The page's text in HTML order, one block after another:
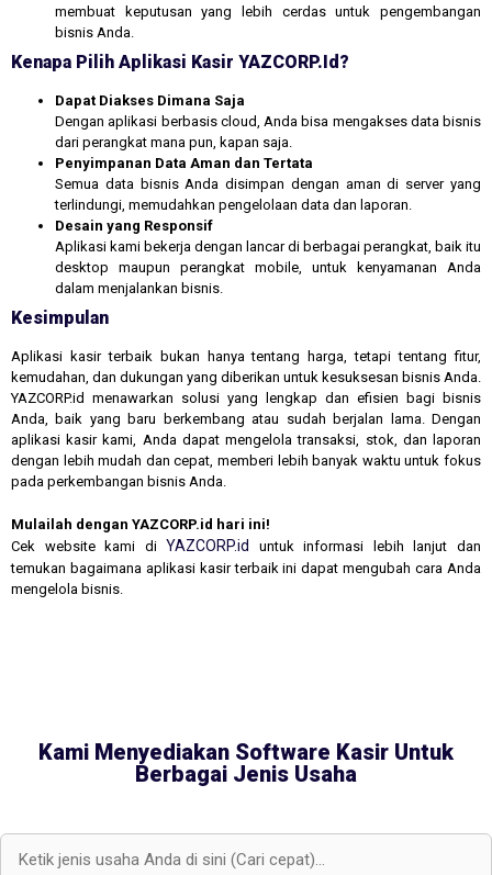
membuat keputusan yang lebih cerdas untuk pengembangan
bisnis Anda.
Kenapa Pilih Aplikasi Kasir YAZCORP.id?
Dapat Diakses Dimana Saja
Dengan aplikasi berbasis cloud, Anda bisa mengakses data bisnis
dari perangkat mana pun, kapan saja.
Penyimpanan Data Aman dan Tertata
Semua data bisnis Anda disimpan dengan aman di server yang
terlindungi, memudahkan pengelolaan data dan laporan.
Desain yang Responsif
Aplikasi kami bekerja dengan lancar di berbagai perangkat, baik itu
desktop maupun perangkat mobile, untuk kenyamanan Anda
dalam menjalankan bisnis.
Kesimpulan
Aplikasi kasir terbaik bukan hanya tentang harga, tetapi tentang fitur,
kemudahan, dan dukungan yang diberikan untuk kesuksesan bisnis Anda.
YAZCORP.id menawarkan solusi yang lengkap dan efisien bagi bisnis
Anda, baik yang baru berkembang atau sudah berjalan lama. Dengan
aplikasi kasir kami, Anda dapat mengelola transaksi, stok, dan laporan
dengan lebih mudah dan cepat, memberi lebih banyak waktu untuk fokus
pada perkembangan bisnis Anda.
Mulailah dengan YAZCORP.id hari ini!
Cek website kami di YAZCORP.id
untuk informasi lebih lanjut dan
temukan bagaimana aplikasi kasir terbaik ini dapat mengubah cara Anda
mengelola bisnis.
Kami Menyediakan Software Kasir Untuk
Berbagai Jenis Usaha